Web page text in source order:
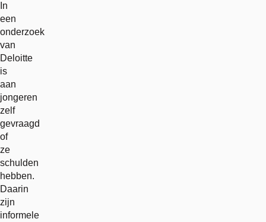
In
een
onderzoek
van
Deloitte
is
aan
jongeren
zelf
gevraagd
of
ze
schulden
hebben.
Daarin
zijn
informele